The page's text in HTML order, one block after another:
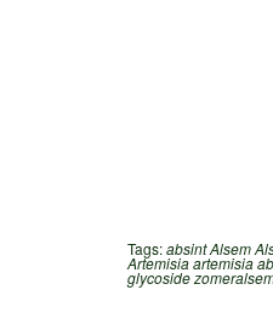
Tags:absintAlsem
Artemisiaartemisia
glycoside